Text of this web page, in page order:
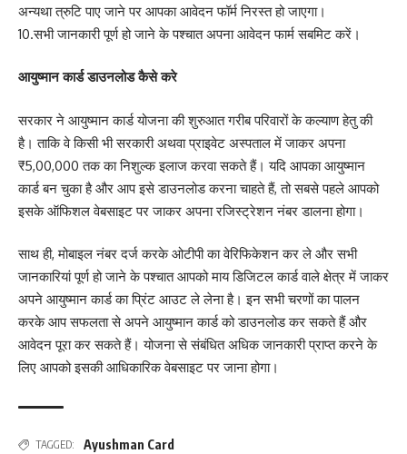
अन्यथा त्रुटि पाए जाने पर आपका आवेदन फॉर्म निरस्त हो जाएगा।
10.सभी जानकारी पूर्ण हो जाने के पश्चात अपना आवेदन फार्म सबमिट करें।
आयुष्मान कार्ड डाउनलोड कैसे करे
सरकार ने आयुष्मान कार्ड योजना की शुरुआत गरीब परिवारों के कल्याण हेतु की
है। ताकि वे किसी भी सरकारी अथवा प्राइवेट अस्पताल में जाकर अपना
₹5,00,000 तक का निशुल्क इलाज करवा सकते हैं। यदि आपका आयुष्मान
कार्ड बन चुका है और आप इसे डाउनलोड करना चाहते हैं, तो सबसे पहले आपको
इसके ऑफिशल वेबसाइट पर जाकर अपना रजिस्ट्रेशन नंबर डालना होगा।
साथ ही, मोबाइल नंबर दर्ज करके ओटीपी का वेरिफिकेशन कर ले और सभी
जानकारियां पूर्ण हो जाने के पश्चात आपको माय डिजिटल कार्ड वाले क्षेत्र में जाकर
अपने आयुष्मान कार्ड का प्रिंट आउट ले लेना है। इन सभी चरणों का पालन
करके आप सफलता से अपने आयुष्मान कार्ड को डाउनलोड कर सकते हैं और
आवेदन पूरा कर सकते हैं। योजना से संबंधित अधिक जानकारी प्राप्त करने के
लिए आपको इसकी आधिकारिक वेबसाइट पर जाना होगा।
TAGGED: Ayushman Card